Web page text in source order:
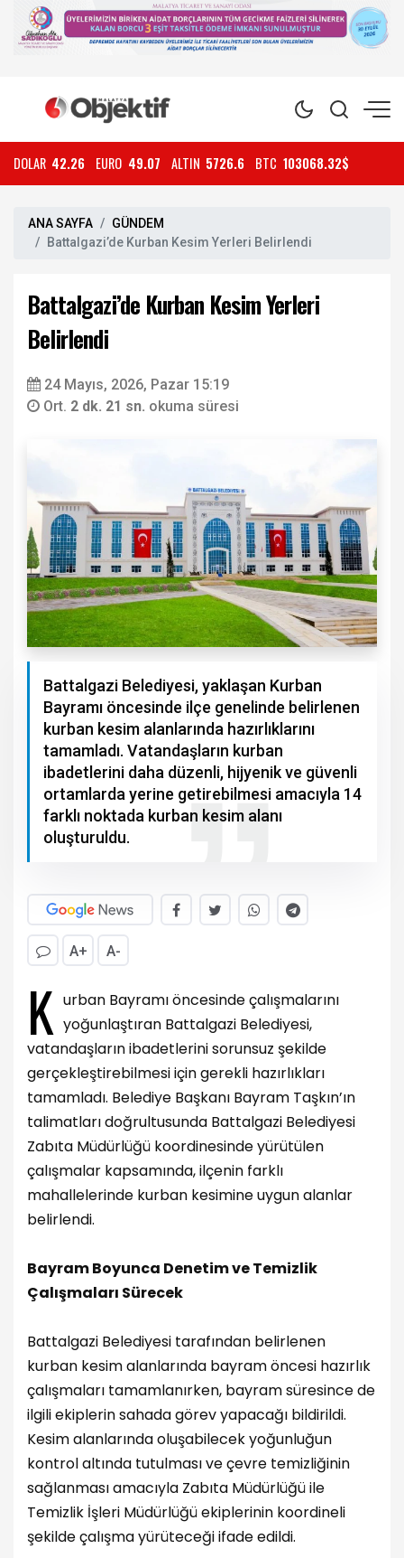
DOLAR 42.26 EURO 49.07 ALTIN 5726.6 BTC 103068.32$
ANA SAYFA
GÜNDEM
Battalgazi’de Kurban Kesim Yerleri Belirlendi
Battalgazi’de Kurban Kesim Yerleri
Belirlendi
24 Mayıs, 2026, Pazar 15:19
Ort. 2 dk. 21 sn. okuma süresi
Battalgazi Belediyesi, yaklaşan Kurban
Bayramı öncesinde ilçe genelinde belirlenen
kurban kesim alanlarında hazırlıklarını
tamamladı. Vatandaşların kurban
ibadetlerini daha düzenli, hijyenik ve güvenli
ortamlarda yerine getirebilmesi amacıyla 14
farklı noktada kurban kesim alanı
oluşturuldu.
A+ A-
K urban Bayramı öncesinde çalışmalarını
yoğunlaştıran Battalgazi Belediyesi,
vatandaşların ibadetlerini sorunsuz şekilde
gerçekleştirebilmesi için gerekli hazırlıkları
tamamladı. Belediye Başkanı Bayram Taşkın’ın
talimatları doğrultusunda Battalgazi Belediyesi
Zabıta Müdürlüğü koordinesinde yürütülen
çalışmalar kapsamında, ilçenin farklı
mahallelerinde kurban kesimine uygun alanlar
belirlendi.
Bayram Boyunca Denetim ve Temizlik
Çalışmaları Sürecek
Battalgazi Belediyesi tarafından belirlenen
kurban kesim alanlarında bayram öncesi hazırlık
çalışmaları tamamlanırken, bayram süresince de
ilgili ekiplerin sahada görev yapacağı bildirildi.
Kesim alanlarında oluşabilecek yoğunluğun
kontrol altında tutulması ve çevre temizliğinin
sağlanması amacıyla Zabıta Müdürlüğü ile
Temizlik İşleri Müdürlüğü ekiplerinin koordineli
şekilde çalışma yürüteceği ifade edildi.